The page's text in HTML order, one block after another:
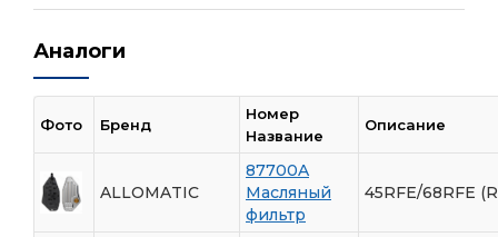
Аналоги
Фото Бренд
Номер
Название
Описание
ALLOMATIC
87700A
Масляный
фильтр
45RFE/68RFE